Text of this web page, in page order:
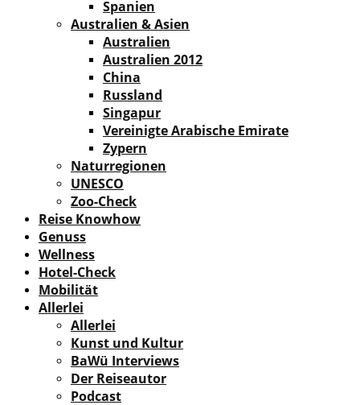
Spanien
Australien & Asien
Australien
Australien 2012
China
Russland
Singapur
Vereinigte Arabische Emirate
Zypern
Naturregionen
UNESCO
Zoo-Check
Reise Knowhow
Genuss
Wellness
Hotel-Check
Mobilität
Allerlei
Allerlei
Kunst und Kultur
BaWü Interviews
Der Reiseautor
Podcast